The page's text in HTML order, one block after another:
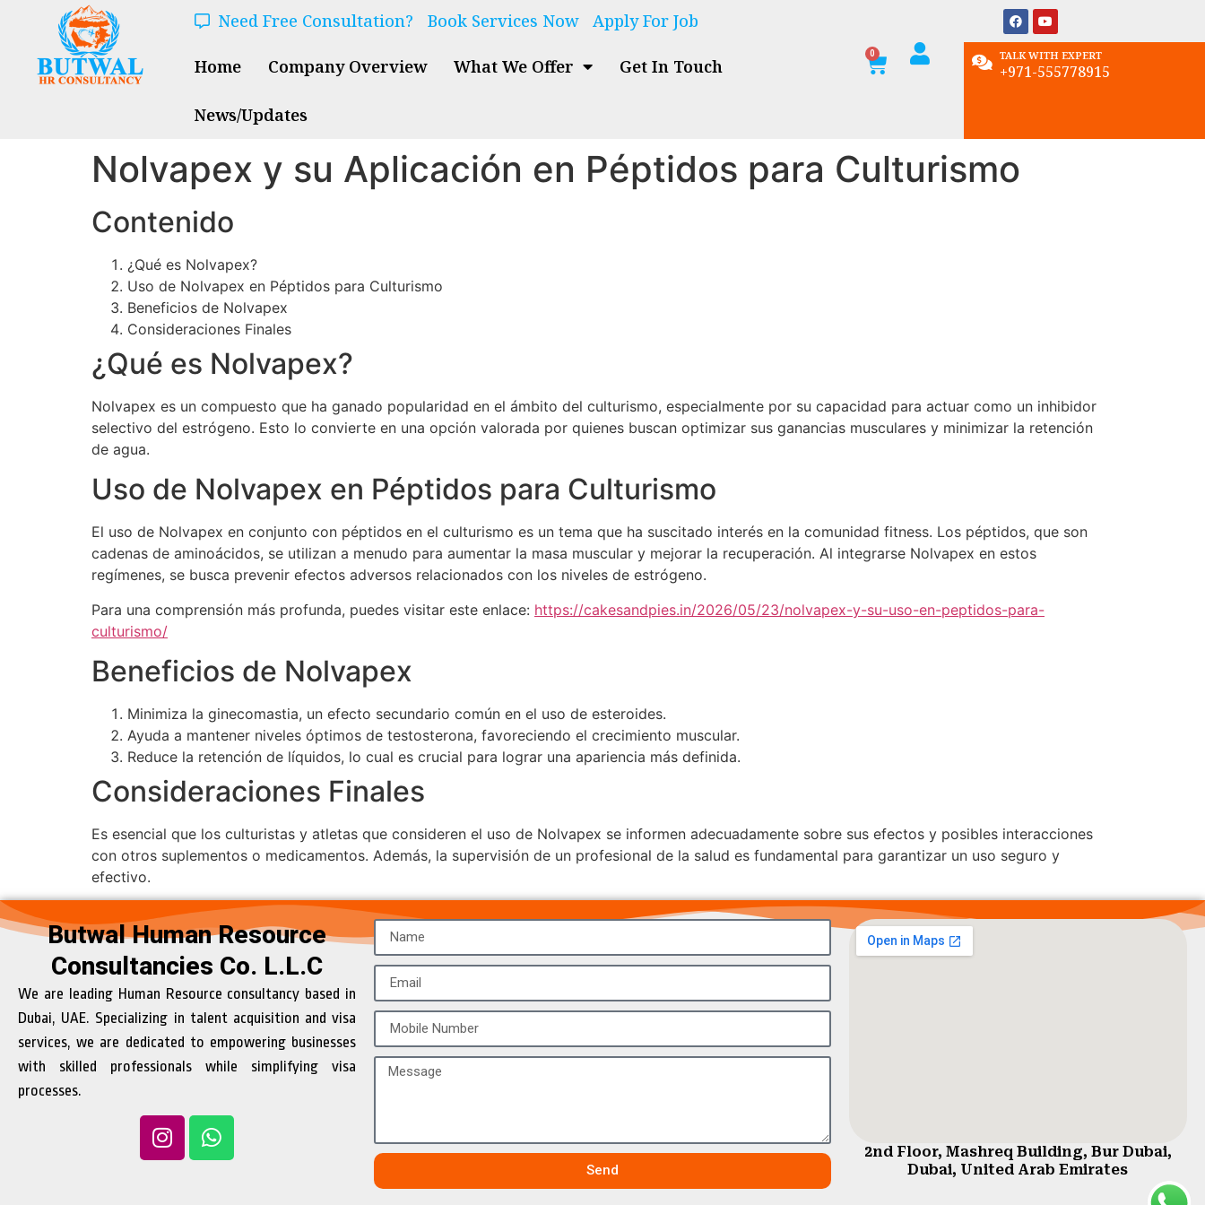
Need Free Consultation? Book Services Now Apply For Job
Home Company Overview What We Offer Get In Touch
News/Updates
TALK WITH EXPERT
+971-555778915
Nolvapex y su Aplicación en Péptidos para Culturismo
Contenido
¿Qué es Nolvapex?
Uso de Nolvapex en Péptidos para Culturismo
Beneficios de Nolvapex
Consideraciones Finales
¿Qué es Nolvapex?
Nolvapex es un compuesto que ha ganado popularidad en el ámbito del culturismo, especialmente por su capacidad para actuar como un inhibidor
selectivo del estrógeno. Esto lo convierte en una opción valorada por quienes buscan optimizar sus ganancias musculares y minimizar la retención
de agua.
Uso de Nolvapex en Péptidos para Culturismo
El uso de Nolvapex en conjunto con péptidos en el culturismo es un tema que ha suscitado interés en la comunidad fitness. Los péptidos, que son
cadenas de aminoácidos, se utilizan a menudo para aumentar la masa muscular y mejorar la recuperación. Al integrarse Nolvapex en estos
regímenes, se busca prevenir efectos adversos relacionados con los niveles de estrógeno.
Para una comprensión más profunda, puedes visitar este enlace: https://cakesandpies.in/2026/05/23/nolvapex-y-su-uso-en-peptidos-para-
culturismo/
Beneficios de Nolvapex
Minimiza la ginecomastia, un efecto secundario común en el uso de esteroides.
Ayuda a mantener niveles óptimos de testosterona, favoreciendo el crecimiento muscular.
Reduce la retención de líquidos, lo cual es crucial para lograr una apariencia más definida.
Consideraciones Finales
Es esencial que los culturistas y atletas que consideren el uso de Nolvapex se informen adecuadamente sobre sus efectos y posibles interacciones
con otros suplementos o medicamentos. Además, la supervisión de un profesional de la salud es fundamental para garantizar un uso seguro y
efectivo.
Butwal Human Resource
Consultancies Co. L.L.C
We are leading Human Resource consultancy based in
Dubai, UAE. Specializing in talent acquisition and visa
services, we are dedicated to empowering businesses
with skilled professionals while simplifying visa
processes.
Send
2nd Floor, Mashreq Building, Bur Dubai,
Dubai, United Arab Emirates